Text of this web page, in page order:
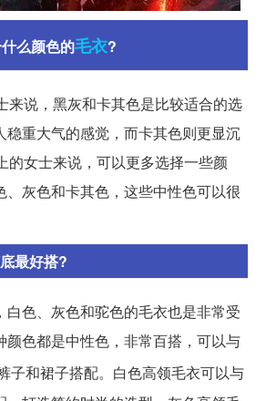
么颜色的毛衣?
来说，黑灰和卡其色是比较适合的选
稳重大气的感觉，而卡其色则更显沉
的女士来说，可以更多选择一些颜
、灰色和卡其色，这些中性色可以很
最好搭?
白色、灰色和驼色的毛衣也是非常受
颜色都是中性色，非常百搭，可以与
子和裙子搭配。白色高领毛衣可以与